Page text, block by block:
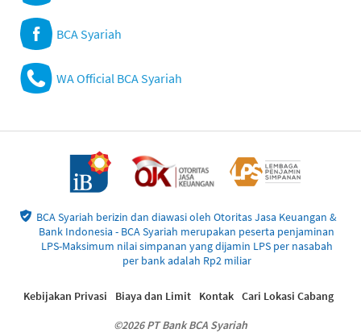
BCA Syariah
WA Official BCA Syariah
BCA Syariah berizin dan diawasi oleh Otoritas Jasa Keuangan &
Bank Indonesia - BCA Syariah merupakan peserta penjaminan
LPS-Maksimum nilai simpanan yang dijamin LPS per nasabah
per bank adalah Rp2 miliar
©2026 PT Bank BCA Syariah
Kebijakan Privasi Biaya dan Limit Kontak Cari Lokasi Cabang